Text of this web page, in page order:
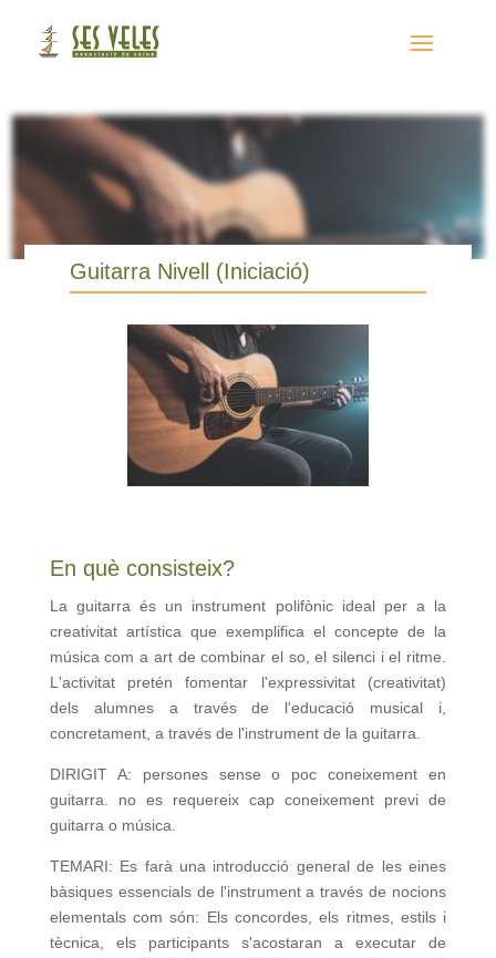
Guitarra Nivell (Iniciació)
En què consisteix?
La guitarra és un instrument polifònic ideal per a la
creativitat artística que exemplifica el concepte de la
música com a art de combinar el so, el silenci i el ritme.
L'activitat pretén fomentar l'expressivitat (creativitat)
dels alumnes a través de l'educació musical i,
concretament, a través de l'instrument de la guitarra.
DIRIGIT A: persones sense o poc coneixement en
guitarra. no es requereix cap coneixement previ de
guitarra o música.
TEMARI: Es farà una introducció general de les eines
bàsiques essencials de l'instrument a través de nocions
elementals com són: Els concordes, els ritmes, estils i
tècnica, els participants s'acostaran a executar de